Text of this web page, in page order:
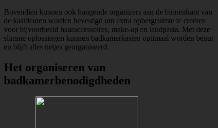
Bovendien kunnen ook hangende organizers aan de binnenkant van
de kastdeuren worden bevestigd om extra opbergruimte te creëren
voor bijvoorbeeld haaraccessoires, make-up en tandpasta. Met deze
slimme oplossingen kunnen badkamerkasten optimaal worden benut
en blijft alles netjes georganiseerd.
Het organiseren van
badkamerbenodigdheden